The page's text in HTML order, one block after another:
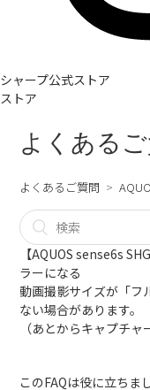
シャープ公式ストア
ストア
よくある
よくあるご質問
【AQUOS sense6s
ラーになる
動画撮影サイズが「フ
ない場合があります。
（あとからキャプチャ
このFAQは役に立ちま